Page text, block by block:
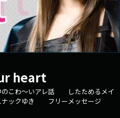
heart
こわ～いアレ話 したためるメイ
クゆき フリーメッセージ